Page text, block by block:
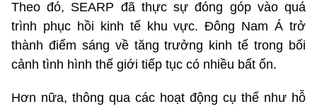
Theo đó, SEARP đã thực sự đóng góp vào quá
trình phục hồi kinh tế khu vực. Đông Nam Á trở
thành điểm sáng về tăng trưởng kinh tế trong bối
cảnh tình hình thế giới tiếp tục có nhiều bất ổn.
Hơn nữa, thông qua các hoạt động cụ thể như hỗ